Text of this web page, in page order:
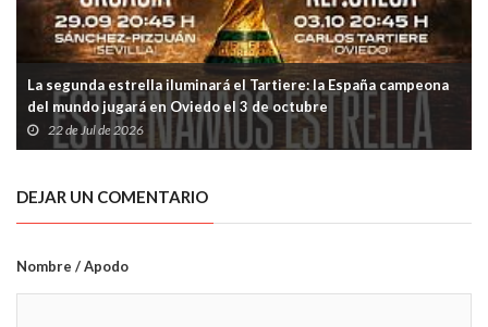
La segunda estrella iluminará el Tartiere: la España campeona
del mundo jugará en Oviedo el 3 de octubre
22 de Jul de 2026
DEJAR UN COMENTARIO
Nombre / Apodo